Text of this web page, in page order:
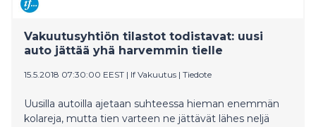
Vakuutusyhtiön tilastot todistavat: uusi
auto jättää yhä harvemmin tielle
15.5.2018 07:30:00 EEST | If Vakuutus | Tiedote
​Uusilla autoilla ajetaan suhteessa hieman enemmän
kolareja, mutta tien varteen ne jättävät lähes neljä